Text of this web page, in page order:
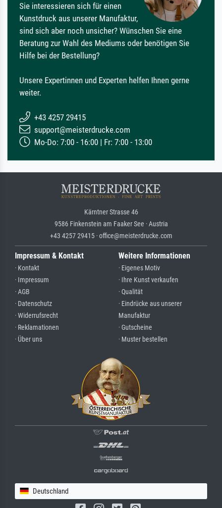
Sie interessieren sich für einen
Kunstdruck aus unserer Manufaktur,
sind sich aber noch unsicher? Wünschen Sie eine
Beratung zur Wahl des Mediums oder benötigen Sie
Hilfe bei der Bestellung?
Unsere Expertinnen und Experten helfen Ihnen gerne
weiter.
+43 4257 29415
support@meisterdrucke.com
Mo-Do: 7:00 - 16:00 | Fr: 7:00 - 13:00
Kärntner Strasse 46
9586 Finkenstein am Faaker See · Austria
+43 4257 29415 · office@meisterdrucke.com
Impressum & Kontakt
· Kontakt
· Impressum
· AGB
· Datenschutz
· Widerrufsrecht
· Reklamationen
· Über uns
Weitere Informationen
· Eigenes Motiv
· Ihre Kunst verkaufen
· Qualität
· Eindrücke aus unserer
Manufaktur
· Gutscheine
· Muster bestellen
Deutschland